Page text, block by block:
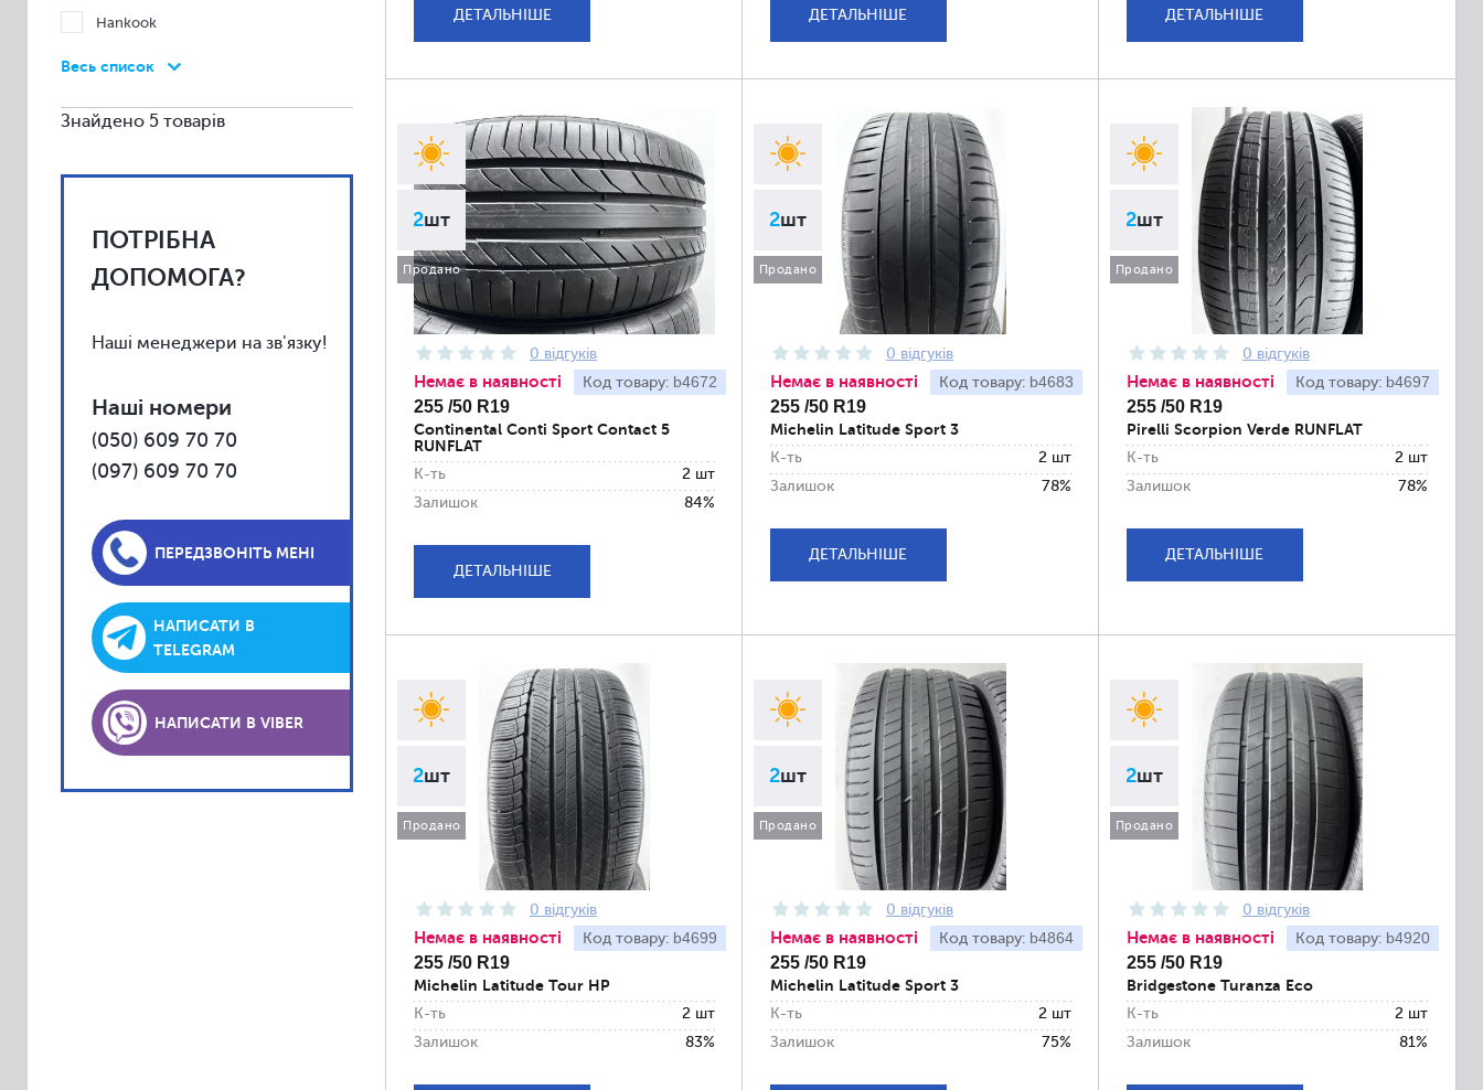
Hankook
Vredestein
Kumho
Uniroyal
Fulda
BFGoodrich
Debica
Firestone
General
Gislaved
Kleber
Lassa
Laufenn
Matador
Platin
Весь список
Знайдено 5 товарів
ПОТРІБНА
ДОПОМОГА?
Наші менеджери на зв'язку!
Наші номери
(050) 609 70 70
(097) 609 70 70
ПЕРЕДЗВОНІТЬ МЕНІ
НАПИСАТИ В
TELEGRAM
НАПИСАТИ В VIBER
ДЕТАЛЬНІШЕ ДЕТАЛЬНІШЕ ДЕТАЛЬНІШЕ
2шт
Продано
0 відгуків
Код товару: b4672
Немає в наявності
255 /50 R19
Continental Conti Sport Contact 5
RUNFLAT
К-ть
2 шт
Залишок
84%
ДЕТАЛЬНІШЕ
2шт
Продано
0 відгуків
Код товару: b4683
Немає в наявності
255 /50 R19
Michelin Latitude Sport 3
К-ть
2 шт
Залишок
78%
ДЕТАЛЬНІШЕ
2шт
Продано
0 відгуків
Код товару: b4697
Немає в наявності
255 /50 R19
Pirelli Scorpion Verde RUNFLAT
К-ть
2 шт
Залишок
78%
ДЕТАЛЬНІШЕ
2шт
Продано
0 відгуків
Код товару: b4699
Немає в наявності
255 /50 R19
Michelin Latitude Tour HP
К-ть
2 шт
Залишок
83%
2шт
Продано
0 відгуків
Код товару: b4864
Немає в наявності
255 /50 R19
Michelin Latitude Sport 3
К-ть
2 шт
Залишок
75%
2шт
Продано
0 відгуків
Код товару: b4920
Немає в наявності
255 /50 R19
Bridgestone Turanza Eco
К-ть
2 шт
Залишок
81%